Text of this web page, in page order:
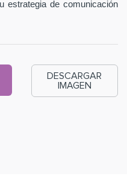
estrategia de comunicación
DESCARGAR
IMAGEN